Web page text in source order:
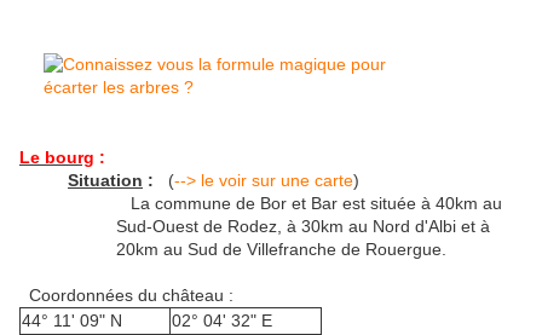
Le bourg :
Situation : (--> le voir sur une carte)
La commune de Bor et Bar est située à 40km au
Sud-Ouest de Rodez, à 30km au Nord d'Albi et à
20km au Sud de Villefranche de Rouergue.
Coordonnées du château :
44° 11' 09" N
02° 04' 32" E